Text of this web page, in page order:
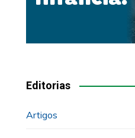
Editorias
Artigos